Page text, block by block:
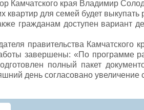
Камчатского края Владимир
квартир для семей будет
гражданам доступен вариант
правительства
завершены: «По программе
полный пакет
день согласовано